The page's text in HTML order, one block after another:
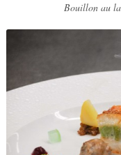
Bouillon au